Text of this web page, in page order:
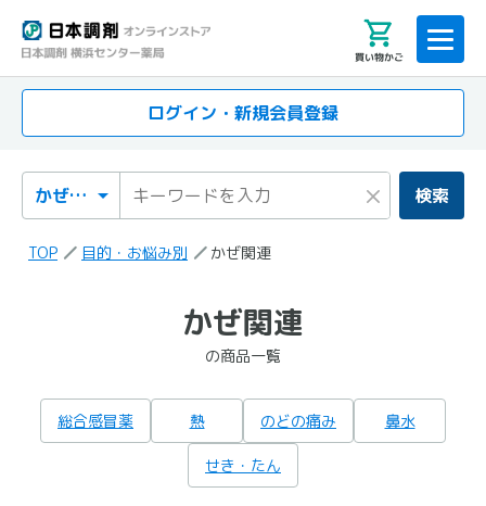
買い物かご
ログイン・新規会員登録
検索カテゴリ
検索キーワード × 検索
TOP 目的・お悩み別 かぜ関連
かぜ関連
の商品一覧
総合感冒薬 熱 のどの痛み 鼻水
せき・たん